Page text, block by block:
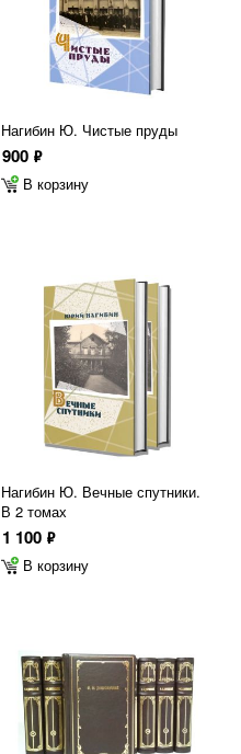
Нагибин Ю. Чистые пруды
900 ф
В корзину
Нагибин Ю. Вечные спутники.
В 2 томах
1 100 ф
В корзину